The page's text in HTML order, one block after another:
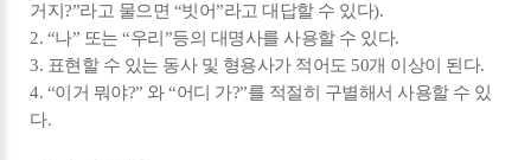
거지?”라고 물으면 “빗어”라고 대답할 수 있다).
2. “나” 또는 “우리”등의 대명사를 사용할 수 있다.
3. 표현할 수 있는 동사 및 형용사가 적어도 50개 이상이 된다.
4. “이거 뭐야?” 와 “어디 가?”를 적절히 구별해서 사용할 수 있
다.